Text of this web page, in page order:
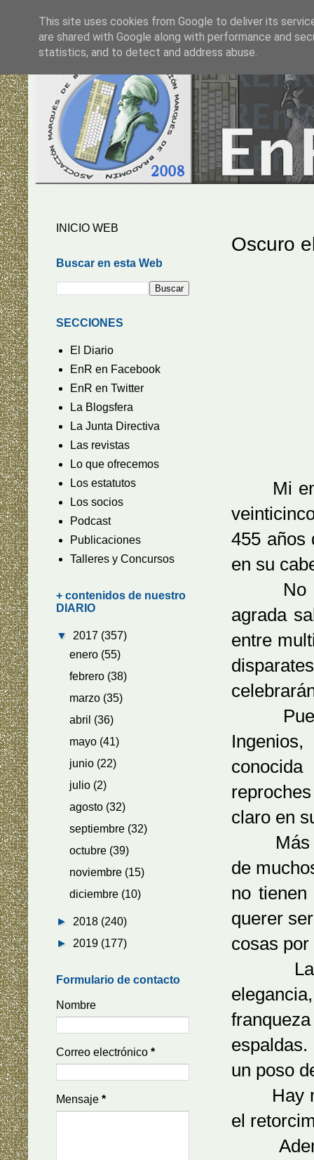
Oscuro
Mi
455 años
en su
No doy
agrada
entre
Puede
claro en
Más
de
no
querer
cosas
La
un poso
Hay
el
INICIO WEB
Buscar en esta Web
SECCIONES
El Diario
EnR en Facebook
EnR en Twitter
La Blogsfera
La Junta Directiva
Las revistas
Lo que ofrecemos
Los estatutos
Los socios
Podcast
Publicaciones
Talleres y Concursos
+ contenidos de nuestro
DIARIO
▼ 2017 (357)
enero (55)
febrero (38)
marzo (35)
abril (36)
mayo (41)
junio (22)
julio (2)
agosto (32)
septiembre (32)
octubre (39)
noviembre (15)
diciembre (10)
► 2018 (240)
► 2019 (177)
Formulario de contacto
Nombre
Correo electrónico *
Mensaje *
This site uses cookies from Google to deliver its
are shared with Google along with performance and
statistics, and to detect and address abuse.